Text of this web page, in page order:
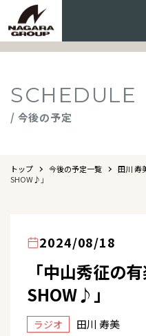
SCHEDULE
/ 今後の予定
トップ 今後の予定一覧 田川 寿
SHOW♪」
2024/08/18
「中山秀征の
SHOW♪」
ラジオ 田川 寿美